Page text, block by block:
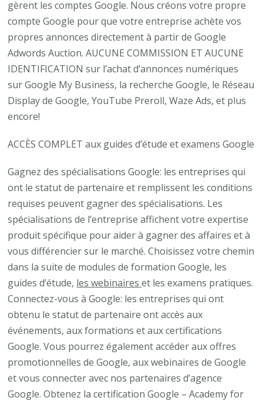
gèrent les comptes Google. Nous créons votre propre
compte Google pour que votre entreprise achète vos
propres annonces directement à partir de Google
Adwords Auction. AUCUNE COMMISSION ET AUCUNE
IDENTIFICATION sur l’achat d’annonces numériques
sur Google My Business, la recherche Google, le Réseau
Display de Google, YouTube Preroll, Waze Ads, et plus
encore!
ACCÈS COMPLET aux guides d’étude et examens Google
Gagnez des spécialisations Google: les entreprises qui
ont le statut de partenaire et remplissent les conditions
requises peuvent gagner des spécialisations. Les
spécialisations de l’entreprise affichent votre expertise
produit spécifique pour aider à gagner des affaires et à
vous différencier sur le marché. Choisissez votre chemin
dans la suite de modules de formation Google, les
guides d’étude, les webinaireset les examens pratiques.
Connectez-vous à Google: les entreprises qui ont
obtenu le statut de partenaire ont accès aux
événements, aux formations et aux certifications
Google. Vous pourrez également accéder aux offres
promotionnelles de Google, aux webinaires de Google
et vous connecter avec nos partenaires d’agence
Google. Obtenez la certification Google – Academy for